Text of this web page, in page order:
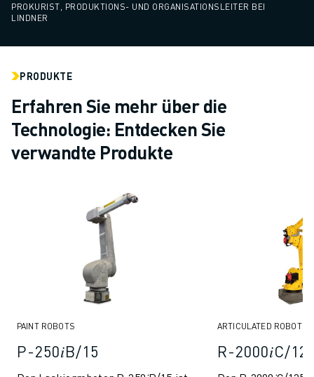
PROKURIST, PRODUKTIONS- UND ORGANISATIONSLEITER BEI
LINDNER
PRODUKTE
Erfahren Sie mehr über die
Technologie: Entdecken Sie
verwandte Produkte
PAINT ROBOTS
P-250𝑖B/15
ARTICULATED ROBOTS
R-2000𝑖C/